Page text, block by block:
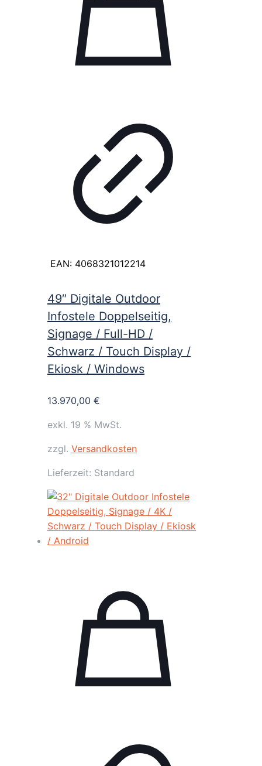
EAN: 4068321012214
49″ Digitale Outdoor
Infostele Doppelseitig,
Signage / Full-HD /
Schwarz / Touch Display /
Ekiosk / Windows
13.970,00 €
exkl. 19 % MwSt.
zzgl. Versandkosten
Lieferzeit: Standard